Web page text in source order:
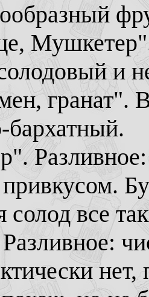
и
гранат".
бархатный.
солод все